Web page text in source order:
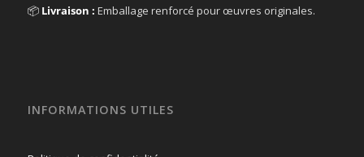
📦 Livraison : Emballage renforcé pour œuvres originales.
INFORMATIONS UTILES